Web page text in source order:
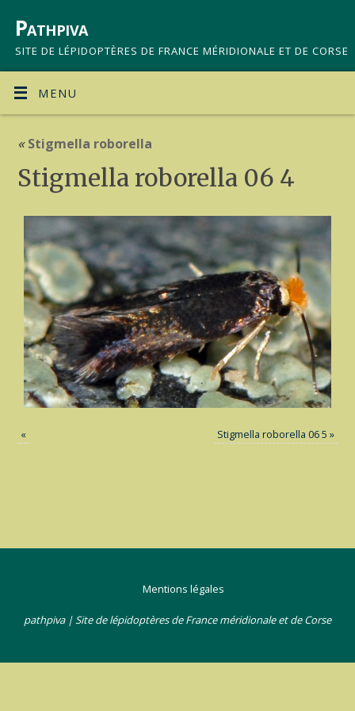
Pathpiva
SITE DE LÉPIDOPTÈRES DE FRANCE MÉRIDIONALE ET DE CORSE
MENU
«Stigmella roborella
Stigmella roborella 06 4
« Stigmella roborella 06 5 »
Mentions légales
pathpiva | Site de lépidoptères de France méridionale et de Corse